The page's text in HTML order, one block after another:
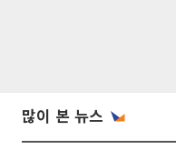
많이 본 뉴스